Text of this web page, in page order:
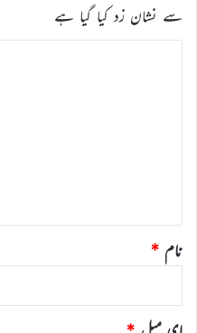
سے نشان زد کیا گیا ہے
نام *